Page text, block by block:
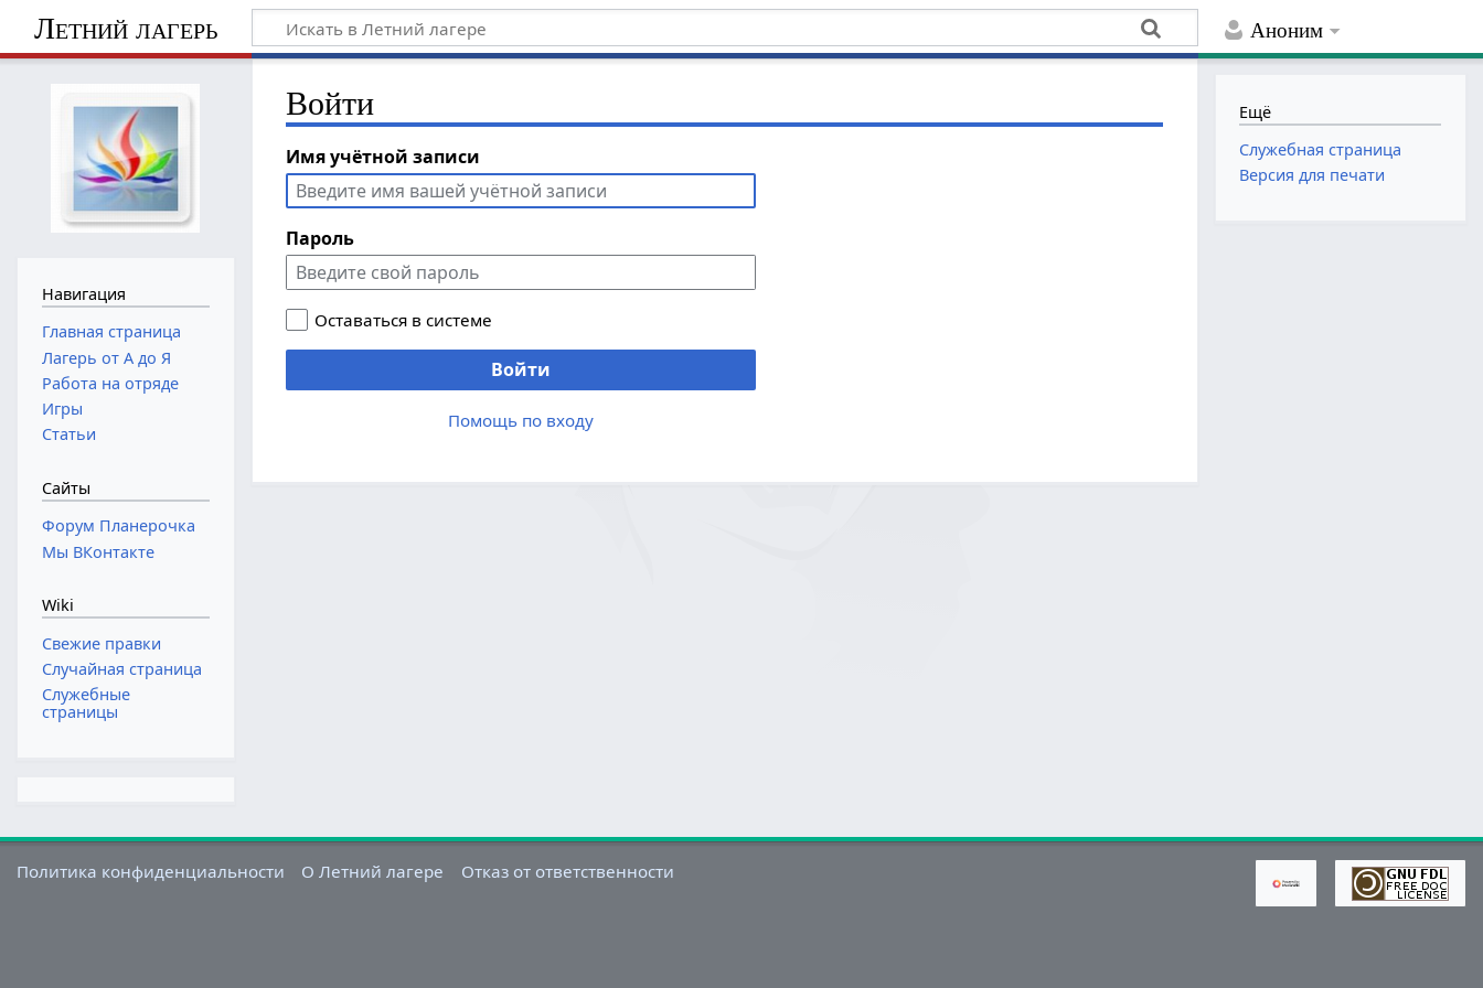
Аноним
Летний лагерь
Войти
Имя учётной записи
Пароль
Оставаться в системе
Войти
Помощь по входу
Навигация
Главная страница
Лагерь от А до Я
Работа на отряде
Игры
Статьи
Сайты
Форум Планерочка
Мы ВКонтакте
Wiki
Свежие правки
Случайная страница
Служебные
страницы
Ещё
Служебная страница
Версия для печати
Политика конфиденциальности О Летний лагере Отказ от ответственности